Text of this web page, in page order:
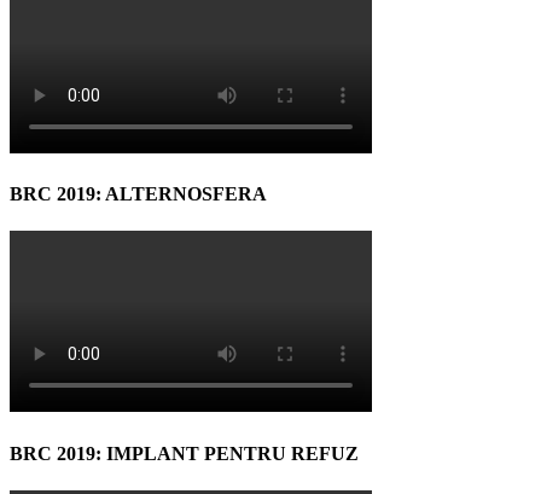
BRC 2019: ALTERNOSFERA
BRC 2019: IMPLANT PENTRU REFUZ